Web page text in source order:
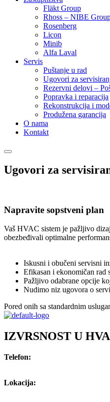
Fläkt Group
Rhoss – NIBE
Rosenberg
Licon
Minib
Alfa Laval
Servis
Puštanje u rad
Ugovori za
Rezervni delovi –
Popravka i reparacija
Rekonstrukcija i
Produžena garancija
O nama
Kontakt
Ugovori za
Napravite sopstveni plan
Vaš HVAC sistem je pažljivo
obezbeđivali optimalne
Iskusni i obučeni servisni
Efikasan i ekonomičan rad
Pažljivo odabrane opcije
Nudimo niz ugovora o
Pored onih sa standardnim
IZVRSNOST U
Telefon:
Lokacija: